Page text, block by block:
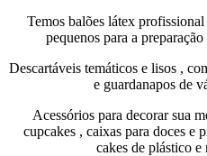
Temos balões látex
pequenos para a
Descartáveis temáticos e lisos ,
e guardanapos de
Acessórios para decorar sua
cupcakes , caixas para doces e
cakes de plástico e